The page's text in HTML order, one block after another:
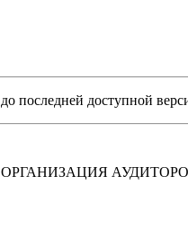
последней доступной